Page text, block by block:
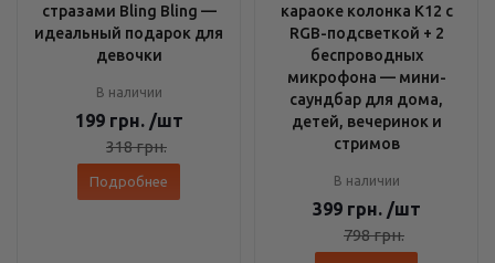
стразами Bling Bling —
идеальный подарок для
девочки
В наличии
199 грн. /шт
318грн.
Подробнее
караоке колонка K12 с
RGB-подсветкой + 2
беспроводных
микрофона — мини-
саундбар для дома,
детей, вечеринок и
стримов
В наличии
399 грн. /шт
798грн.